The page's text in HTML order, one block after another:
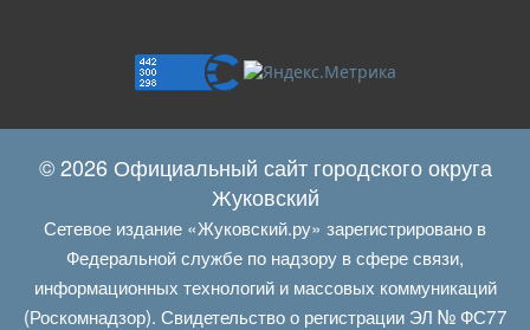
© 2026 Официальный сайт городского округа
Жуковский
Сетевое издание «Жуковский.ру» зарегистрировано в
Федеральной службе по надзору в сфере связи,
информационных технологий и массовых коммуникаций
(Роскомнадзор). Свидетельство о регистрации ЭЛ № ФС77